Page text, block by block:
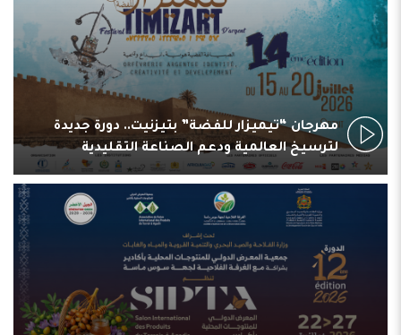
مهرجان “تيميزار للفضة” بتيزنيت.. دورة جديدة
لترسيخ العالمية ودعم الصناعة التقليدية